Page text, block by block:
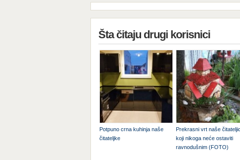
Šta čitaju drugi korisnici
Potpuno crna kuhinja naše
čitateljke
Prekrasni vrt naše
koji nikoga neće ostaviti
ravnodušnim (FOTO)